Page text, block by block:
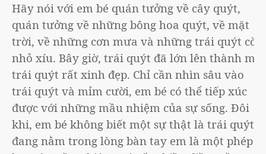
Hãy nói với em bé quán tưởng về cây quýt,
quán tưởng về những bông hoa quýt, về mặt
trời, về những cơn mưa và những trái quýt còn
nhỏ xíu. Bây giờ, trái quýt đã lớn lên thành một
trái quýt rất xinh đẹp. Chỉ cần nhìn sâu vào
trái quýt và mỉm cười, em bé có thể tiếp xúc
được với những mầu nhiệm của sự sống. Đôi
khi, em bé không biết một sự thật là trái quýt
đang nằm trong lòng bàn tay em là một phép